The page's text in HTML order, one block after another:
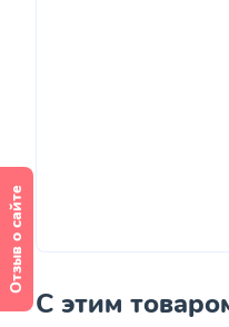
С этим
Отзыв о сайте